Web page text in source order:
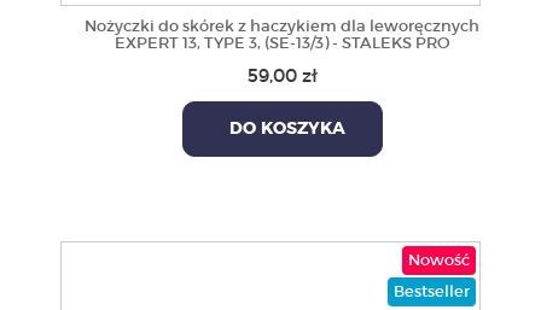
Nożyczki do skórek z haczykiem dla leworęcznych
EXPERT 13, TYPE 3, (SE-13/3) - STALEKS PRO
59,00 zł
DO KOSZYKA
Nowość
Bestseller